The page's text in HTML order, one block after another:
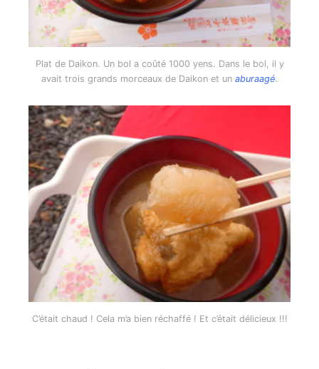
Plat de Daikon. Un bol a coûté 1000 yens. Dans le bol, il y
avait trois grands morceaux de Daikon et un aburaagé.
C’était chaud ! Cela m’a bien réchaffé ! Et c’était délicieux !!!